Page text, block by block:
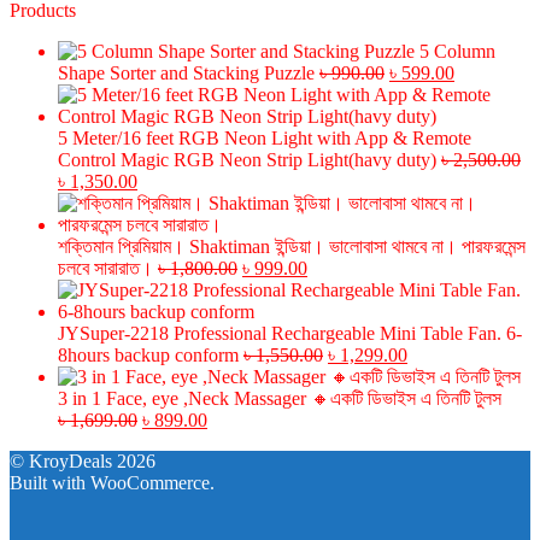
Products
5 Column
Shape Sorter and Stacking Puzzle ৳990.00 Original
price
was:
৳ 990.00.
৳ 599.00Current
price
৳ 599.00.
5 Meter/16 feet RGB Neon Light with App & Remote
Control Magic RGB Neon Strip Light(havy duty) ৳2,500.00
Original
price
was:
৳ 2,500.00.
৳ 1,350.00Current
price
is:
৳ 1,350.00.
শক্তিমান প্রিমিয়াম। Shaktiman ইন্ডিয়া। ভালোবাসা থামবে না। পারফরমেন্স
চলবে সারারাত। ৳1,800.00 Original
price
was:
৳ 1,800.00.
৳ 999.00Current
price
৳ 999.00.
JYSuper-2218 Professional Rechargeable Mini Table Fan. 6-
8hours backup conform ৳1,550.00 Original
price
was:
৳ 1,299.00Current
price
is:
3 in 1 Face, eye ,Neck Massager 🔸একটি ডিভাইস এ তিনটি টুলস
৳1,699.00 Original
was:
৳ 1,699.00.
৳ 899.00Current
৳ 899.00.
© KroyDeals 2026
Built with WooCommerce.